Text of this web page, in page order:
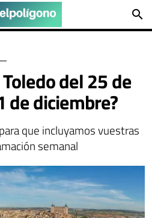
search
del 25 de
de diciembre?
que incluyamos vuestras
semanal